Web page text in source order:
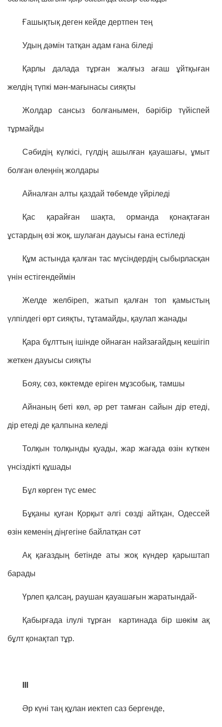
Ғашықтық деген кейде дертпен тең
Удың дәмін татқан адам ғана біледі
Қарлы далада тұрған жалғыз ағаш ұйтқыған
желдің түпкі мән-мағынасы сияқты
Жолдар сансыз болғанымен, бәрібір түйіспей
тұрмайды
Сәбидің күлкісі, гүлдің ашылған қауашағы, ұмыт
болған өлеңнің жолдары
Айналған алты қаздай төбемде үйріледі
Қас қарайған шақта, орманда қонақтаған
ұстардың өзі жоқ, шулаған дауысы ғана естіледі
Құм астында қалған тас мүсіндердің сыбырласқан
үнін естігендеймін
Желде желбіреп, жатып қалған топ қамыстың
үлпілдегі өрт сияқты, тұтамайды, қаулап жанады
Қара бұлттың ішінде ойнаған найзағайдың кешігіп
жеткен дауысы сияқты
Бояу, сөз, көктемде еріген мұзсобық, тамшы
Айнаның беті көл, әр рет тамған сайын дір етеді,
дір етеді де қалпына келеді
Толқын толқынды қуады, жар жағада өзін күткен
үнсіздікті құшады
Бұл көрген түс емес
Бұқаны қуған Қорқыт әлгі сөзді айтқан, Одессей
өзін кеменің діңгегіне байлатқан сәт
Ақ қағаздың бетінде аты жоқ күндер қарыштап
барады
Үрлеп қалсаң, раушан қауашағын жаратындай-
Қабырғада ілулі тұрған картинада бір шөкім ақ
бұлт қонақтап тұр.
Әр күні таң құлан иектеп саз бергенде,